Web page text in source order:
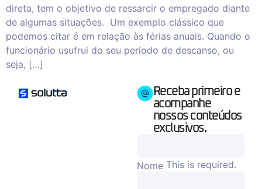
direta, tem o objetivo de ressarcir o empregado diante
de algumas situações. Um exemplo clássico que
podemos citar é em relação às férias anuais. Quando o
funcionário usufrui do seu período de descanso, ou
seja, […]
Receba primeiro e
acompanhe
nossos conteúdos
exclusivos.
Nome This is required.